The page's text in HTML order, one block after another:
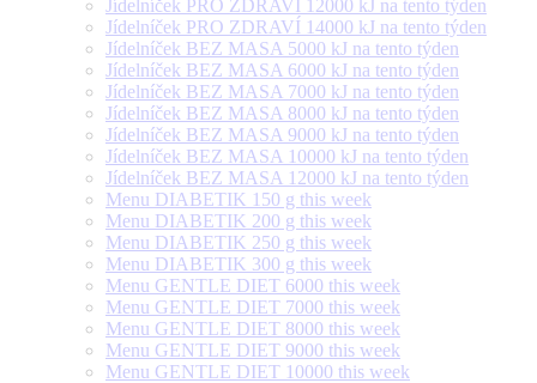
Jídelníček PRO ZDRAVÍ 12000 kJ na tento týden
Jídelníček PRO ZDRAVÍ 14000 kJ na tento týden
Jídelníček BEZ MASA 5000 kJ na tento týden
Jídelníček BEZ MASA 6000 kJ na tento týden
Jídelníček BEZ MASA 7000 kJ na tento týden
Jídelníček BEZ MASA 8000 kJ na tento týden
Jídelníček BEZ MASA 9000 kJ na tento týden
Jídelníček BEZ MASA 10000 kJ na tento týden
Jídelníček BEZ MASA 12000 kJ na tento týden
Menu DIABETIK 150 g this week
Menu DIABETIK 200 g this week
Menu DIABETIK 250 g this week
Menu DIABETIK 300 g this week
Menu GENTLE DIET 6000 this week
Menu GENTLE DIET 7000 this week
Menu GENTLE DIET 8000 this week
Menu GENTLE DIET 9000 this week
Menu GENTLE DIET 10000 this week